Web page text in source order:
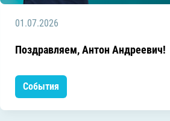
01.07.2026
Поздравляем, Антон Андреевич!
События